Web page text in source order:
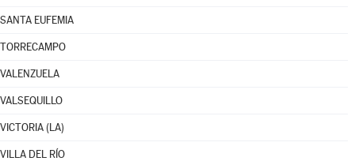
SANTA EUFEMIA
TORRECAMPO
VALENZUELA
VALSEQUILLO
VICTORIA (LA)
VILLA DEL RÍO